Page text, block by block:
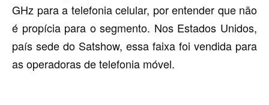
GHz para a telefonia celular, por entender que não
é propícia para o segmento. Nos Estados Unidos,
país sede do Satshow, essa faixa foi vendida para
as operadoras de telefonia móvel.